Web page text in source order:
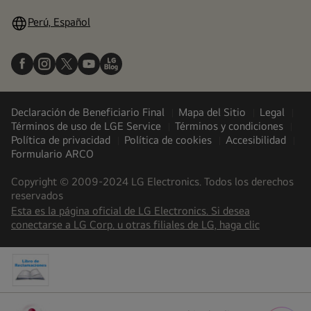
Perú, Español
Declaración de Beneficiario Final Mapa del Sitio
Legal
Términos de uso de LGE Service
Términos y condiciones
Política de privacidad
Política de cookies
Accesibilidad
Formulario ARCO
Copyright © 2009-2024 LG Electronics. Todos los derechos
reservados
Esta es la página oficial de LG Electronics. Si desea
conectarse a LG Corp. u otras filiales de LG, haga clic(
a